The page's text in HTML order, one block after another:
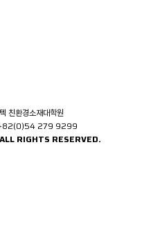
친환경소재대학원
279 9299
RIGHTS RESERVED.